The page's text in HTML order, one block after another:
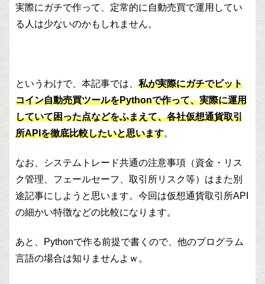
実際にガチで作って、定常的に自動売買で運用してい
る人は少ないのかもしれません。
というわけで、本記事では、 私が実際にガチでビット
コイン自動売買ツールをPythonで作って、実際に運用
していて困った点などをふまえて、各社仮想通貨取引
所APIを徹底比較したいと思います。
なお、システムトレード共通の注意事項（資金・リス
ク管理、フェールセーフ、取引所リスク等）はまた別
途記事にしようと思います。今回は仮想通貨取引所API
の細かい特徴などの比較になります。
あと、Pythonで作る前提で書くので、他のプログラム
言語の場合は知りませんよｗ。